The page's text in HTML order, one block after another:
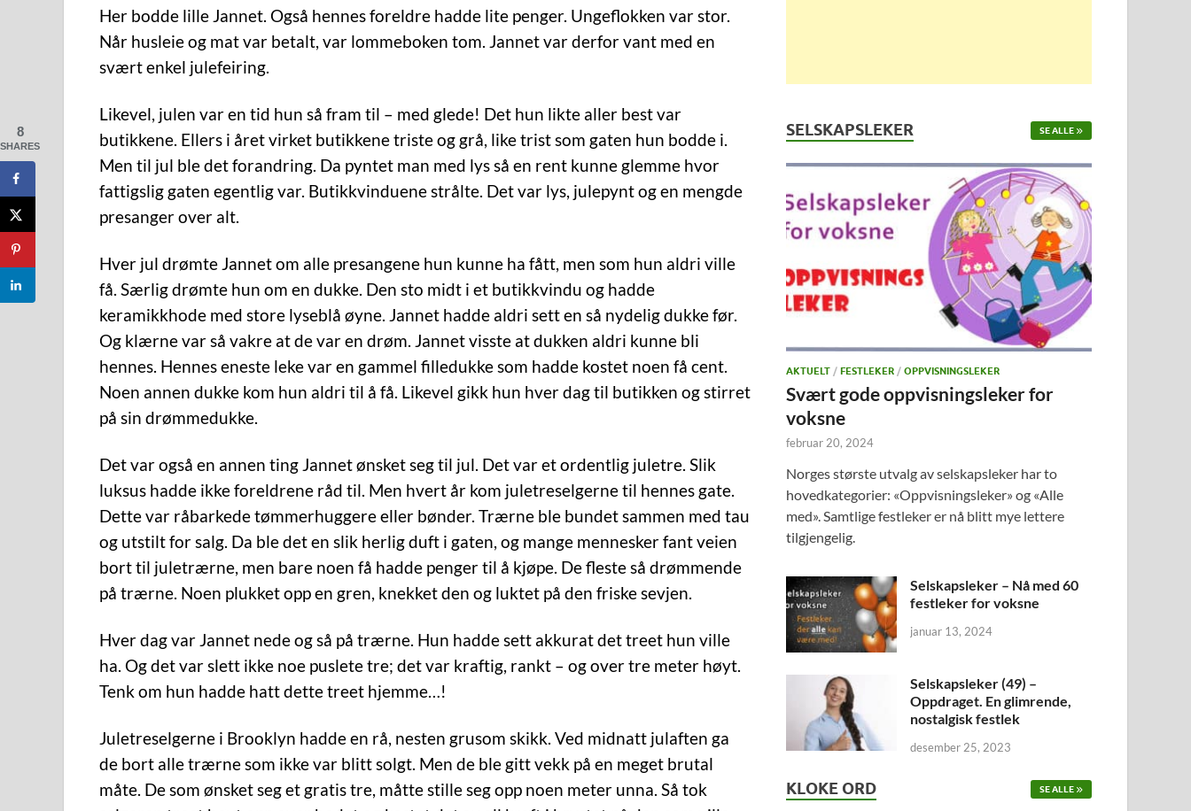
Her bodde lille Jannet. Også hennes foreldre hadde lite penger. Ungeflokken var stor.
Når husleie og mat var betalt, var lommeboken tom. Jannet var derfor vant med en
svært enkel julefeiring.
Likevel, julen var en tid hun så fram til – med glede! Det hun likte aller best var
butikkene. Ellers i året virket butikkene triste og grå, like trist som gaten hun bodde i.
Men til jul ble det forandring. Da pyntet man med lys så en rent kunne glemme hvor
fattigslig gaten egentlig var. Butikkvinduene strålte. Det var lys, julepynt og en mengde
presanger over alt.
Hver jul drømte Jannet om alle presangene hun kunne ha fått, men som hun aldri ville
få. Særlig drømte hun om en dukke. Den sto midt i et butikkvindu og hadde
keramikkhode med store lyseblå øyne. Jannet hadde aldri sett en så nydelig dukke før.
Og klærne var så vakre at de var en drøm. Jannet visste at dukken aldri kunne bli
hennes. Hennes eneste leke var en gammel filledukke som hadde kostet noen få cent.
Noen annen dukke kom hun aldri til å få. Likevel gikk hun hver dag til butikken og stirret
på sin drømmedukke.
Det var også en annen ting Jannet ønsket seg til jul. Det var et ordentlig juletre. Slik
luksus hadde ikke foreldrene råd til. Men hvert år kom juletreselgerne til hennes gate.
Dette var råbarkede tømmerhuggere eller bønder. Trærne ble bundet sammen med tau
og utstilt for salg. Da ble det en slik herlig duft i gaten, og mange mennesker fant veien
bort til juletrærne, men bare noen få hadde penger til å kjøpe. De fleste så drømmende
på trærne. Noen plukket opp en gren, knekket den og luktet på den friske sevjen.
Hver dag var Jannet nede og så på trærne. Hun hadde sett akkurat det treet hun ville
ha. Og det var slett ikke noe puslete tre; det var kraftig, rankt – og over tre meter høyt.
Tenk om hun hadde hatt dette treet hjemme…!
Juletreselgerne i Brooklyn hadde en rå, nesten grusom skikk. Ved midnatt julaften ga
de bort alle trærne som ikke var blitt solgt. Men de ble gitt vekk på en meget brutal
måte. De som ønsket seg et gratis tre, måtte stille seg opp noen meter unna. Så tok
SELSKAPSLEKER SE ALLE
AKTUELT /FESTLEKER /OPPVISNINGSLEKER
Svært gode oppvisningsleker for
voksne
februar 20, 2024
Norges største utvalg av selskapsleker har to
hovedkategorier: «Oppvisningsleker» og «Alle
med». Samtlige festleker er nå blitt mye lettere
tilgjengelig.
Selskapsleker – Nå med 60
festleker for voksne
januar 13, 2024
Selskapsleker (49) –
Oppdraget. En glimrende,
nostalgisk festlek
desember 25, 2023
KLOKE ORD SE ALLE
8
SHARES